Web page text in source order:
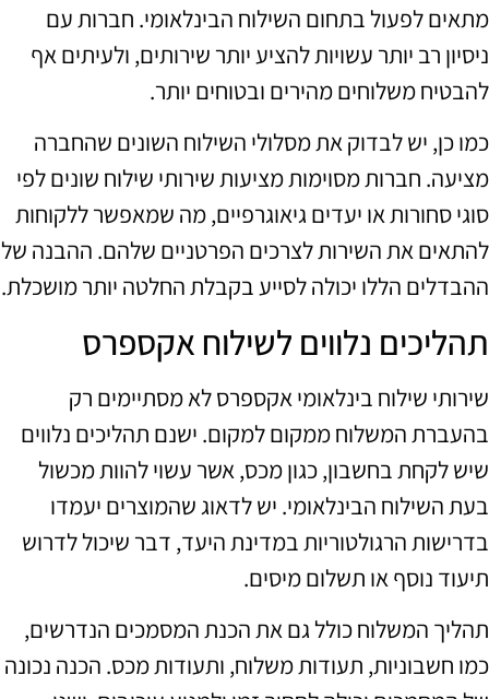
מתאים לפעול בתחום השילוח הבינלאומי. חברות עם
ניסיון רב יותר עשויות להציע יותר שירותים, ולעיתים אף
להבטיח משלוחים מהירים ובטוחים יותר.
כמו כן, יש לבדוק את מסלולי השילוח השונים שהחברה
מציעה. חברות מסוימות מציעות שירותי שילוח שונים לפי
סוגי סחורות או יעדים גיאוגרפיים, מה שמאפשר ללקוחות
להתאים את השירות לצרכים הפרטניים שלהם. ההבנה של
ההבדלים הללו יכולה לסייע בקבלת החלטה יותר מושכלת.
תהליכים נלווים לשילוח אקספרס
שירותי שילוח בינלאומי אקספרס לא מסתיימים רק
בהעברת המשלוח ממקום למקום. ישנם תהליכים נלווים
שיש לקחת בחשבון, כגון מכס, אשר עשוי להוות מכשול
בעת השילוח הבינלאומי. יש לדאוג שהמוצרים יעמדו
בדרישות הרגולטוריות במדינת היעד, דבר שיכול לדרוש
תיעוד נוסף או תשלום מיסים.
תהליך המשלוח כולל גם את הכנת המסמכים הנדרשים,
כמו חשבוניות, תעודות משלוח, ותעודות מכס. הכנה נכונה